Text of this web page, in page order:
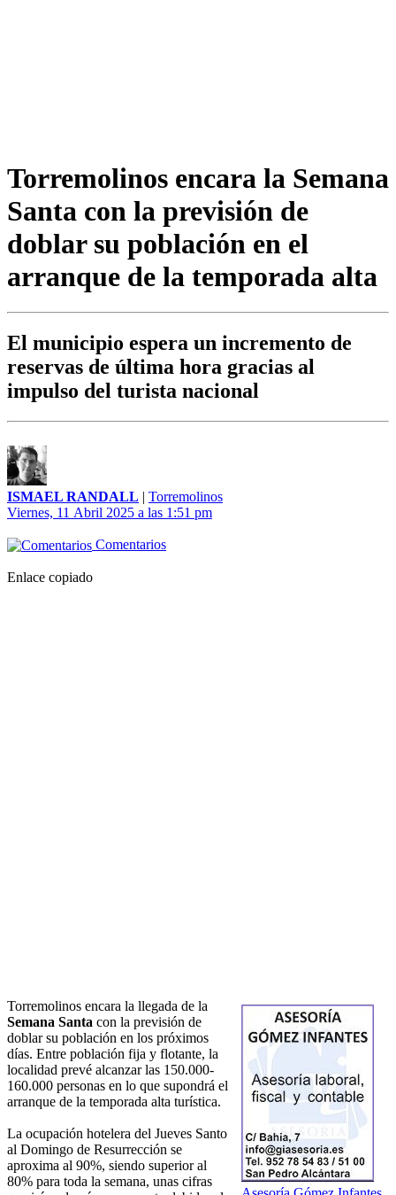
Torremolinos encara la Semana
Santa con la previsión de
doblar su población en el
arranque de la temporada alta
El municipio espera un incremento de
reservas de última hora gracias al
impulso del turista nacional
ISMAEL RANDALL | Torremolinos
Viernes, 11 Abril 2025 a las 1:51 pm
Comentarios
Enlace copiado
Torremolinos encara la llegada de la
Semana Santa con la previsión de
doblar su población en los próximos
días. Entre población fija y flotante, la
localidad prevé alcanzar las 150.000-
160.000 personas en lo que supondrá el
arranque de la temporada alta turística.
La ocupación hotelera del Jueves Santo
al Domingo de Resurrección se
aproxima al 90%, siendo superior al
80% para toda la semana, unas cifras